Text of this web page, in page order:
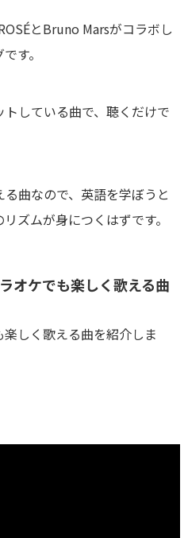
とBruno Marsがコラボし
す。
している曲で、聴くだけで
曲なので、英語を学ぼうと
ズムが身につくはずです。
オケでも楽しく歌える曲
しく歌える曲を紹介しま